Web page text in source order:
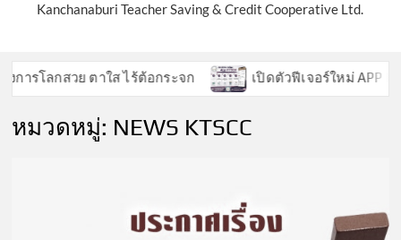
Kanchanaburi Teacher Saving & Credit Cooperative Ltd.
โลกสวย ตาใส ไร้ต้อกระจก เปิดตัวฟีเจอร์ใหม่ APP KTSCC
หมวดหมู่: NEWS KTSCC